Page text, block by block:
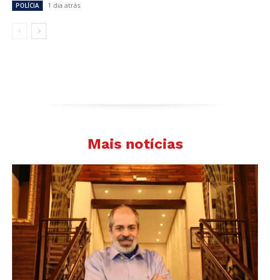
POLÍCIA 1 dia atrás
Mais notícias